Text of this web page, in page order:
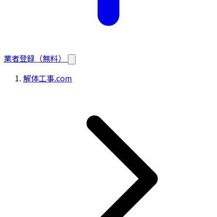
業者登録（無料）
解体工事.com